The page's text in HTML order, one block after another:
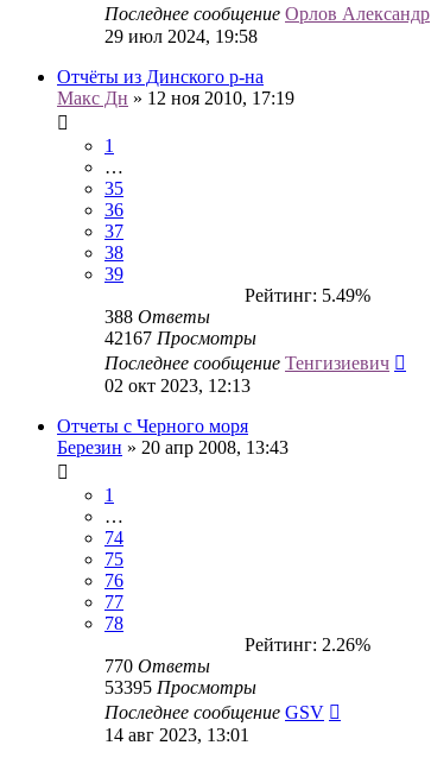
Последнее сообщение Орлов Александр
29 июл 2024, 19:58
Отчёты из Динского р-на
Макс Дн » 12 ноя 2010, 17:19
1
…
35
36
37
38
39
Рейтинг: 5.49%
388 Ответы
42167 Просмотры
Последнее сообщение Тенгизиевич
02 окт 2023, 12:13
Отчеты с Черного моря
Березин » 20 апр 2008, 13:43
1
…
74
75
76
77
78
Рейтинг: 2.26%
770 Ответы
53395 Просмотры
Последнее сообщение GSV
14 авг 2023, 13:01